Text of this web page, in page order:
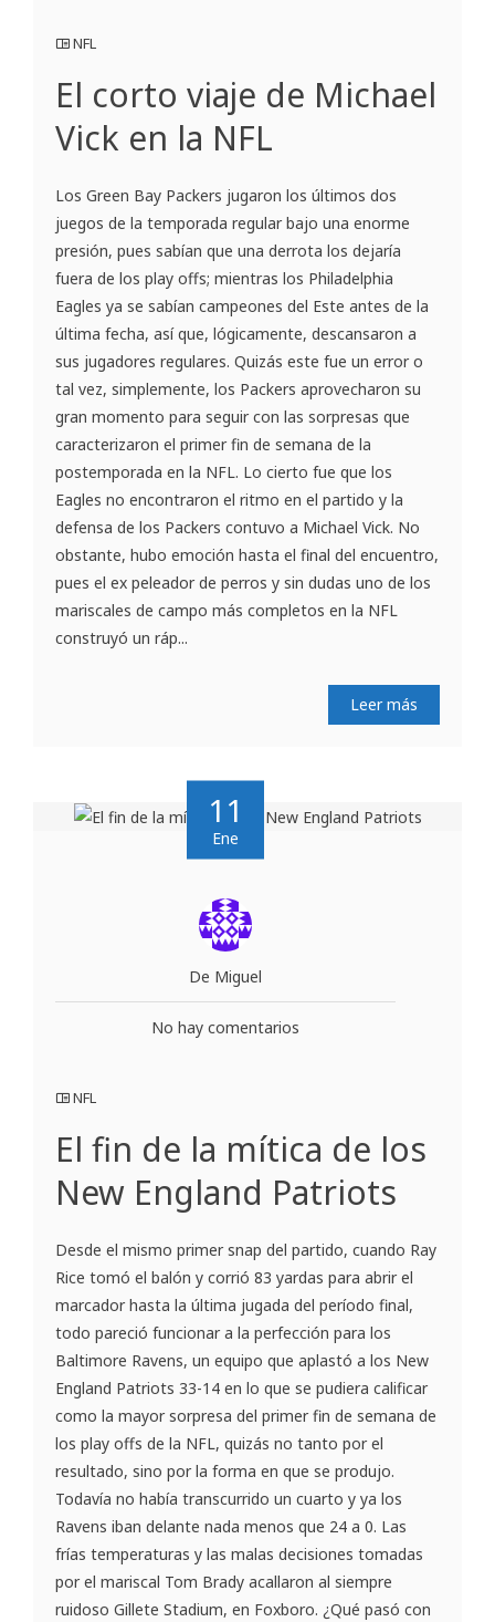
NFL
El corto viaje de Michael
Vick en la NFL
Los Green Bay Packers jugaron los últimos dos
juegos de la temporada regular bajo una enorme
presión, pues sabían que una derrota los dejaría
fuera de los play offs; mientras los Philadelphia
Eagles ya se sabían campeones del Este antes de la
última fecha, así que, lógicamente, descansaron a
sus jugadores regulares. Quizás este fue un error o
tal vez, simplemente, los Packers aprovecharon su
gran momento para seguir con las sorpresas que
caracterizaron el primer fin de semana de la
postemporada en la NFL. Lo cierto fue que los
Eagles no encontraron el ritmo en el partido y la
defensa de los Packers contuvo a Michael Vick. No
obstante, hubo emoción hasta el final del encuentro,
pues el ex peleador de perros y sin dudas uno de los
mariscales de campo más completos en la NFL
construyó un ráp...
Leer más
11
Ene
De Miguel
No hay comentarios
NFL
El fin de la mítica de los
New England Patriots
Desde el mismo primer snap del partido, cuando Ray
Rice tomó el balón y corrió 83 yardas para abrir el
marcador hasta la última jugada del período final,
todo pareció funcionar a la perfección para los
Baltimore Ravens, un equipo que aplastó a los New
England Patriots 33-14 en lo que se pudiera calificar
como la mayor sorpresa del primer fin de semana de
los play offs de la NFL, quizás no tanto por el
resultado, sino por la forma en que se produjo.
Todavía no había transcurrido un cuarto y ya los
Ravens iban delante nada menos que 24 a 0. Las
frías temperaturas y las malas decisiones tomadas
por el mariscal Tom Brady acallaron al siempre
ruidoso Gillete Stadium, en Foxboro. ¿Qué pasó con